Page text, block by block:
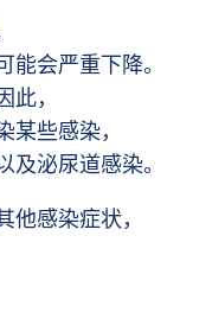
会严重下降。
，
些感染，
泌尿道感染。
感染症状，